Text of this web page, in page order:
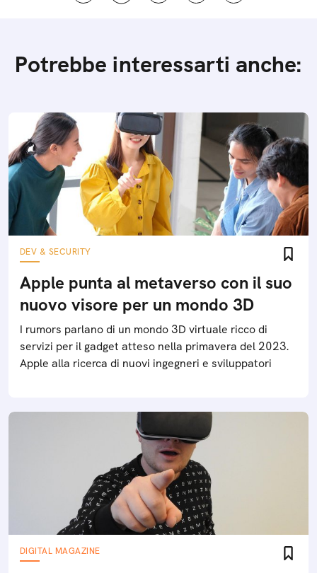
Potrebbe interessarti anche:
DEV & SECURITY
Apple punta al metaverso con il suo
nuovo visore per un mondo 3D
I rumors parlano di un mondo 3D virtuale ricco di
servizi per il gadget atteso nella primavera del 2023.
Apple alla ricerca di nuovi ingegneri e sviluppatori
DIGITAL MAGAZINE